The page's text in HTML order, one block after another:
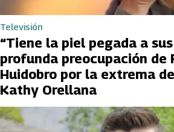
Televisión
“Tiene la piel pegada a
profunda preocupación de
Huidobro por la extrema
Kathy Orellana